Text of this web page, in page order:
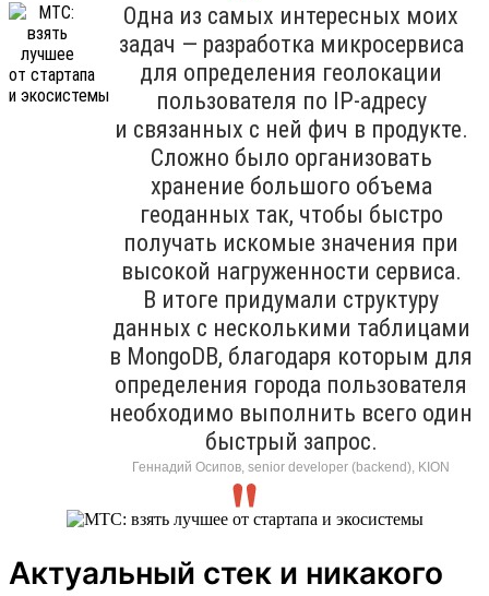
Одна из самых интересных моих
задач — разработка микросервиса
для определения геолокации
пользователя по IP-адресу
и связанных с ней фич в продукте.
Сложно было организовать
хранение большого объема
геоданных так, чтобы быстро
получать искомые значения при
высокой нагруженности сервиса.
В итоге придумали структуру
данных с несколькими таблицами
в MongoDB, благодаря которым для
определения города пользователя
необходимо выполнить всего один
быстрый запрос.
Геннадий Осипов, senior developer (backend), KION
Актуальный стек и никакого